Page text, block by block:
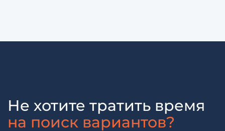
Не хотите тратить время
на поиск вариантов?